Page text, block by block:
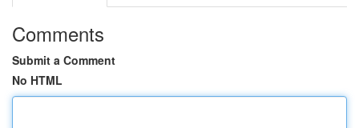
Comments
Submit a Comment
No HTML